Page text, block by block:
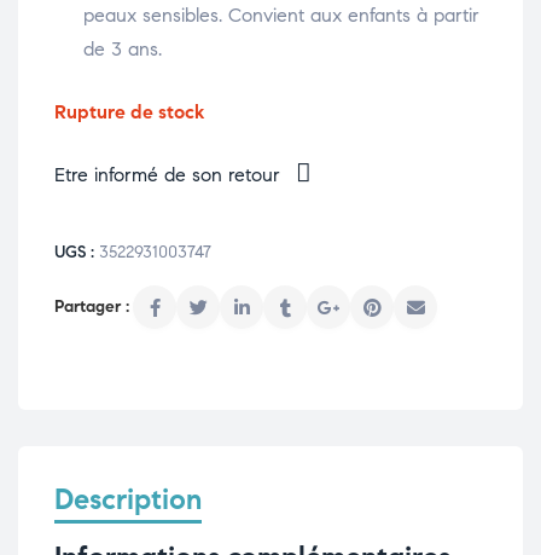
peaux sensibles. Convient aux enfants à partir
de 3 ans.
Rupture de stock
Etre informé de son retour
UGS : 3522931003747
Description